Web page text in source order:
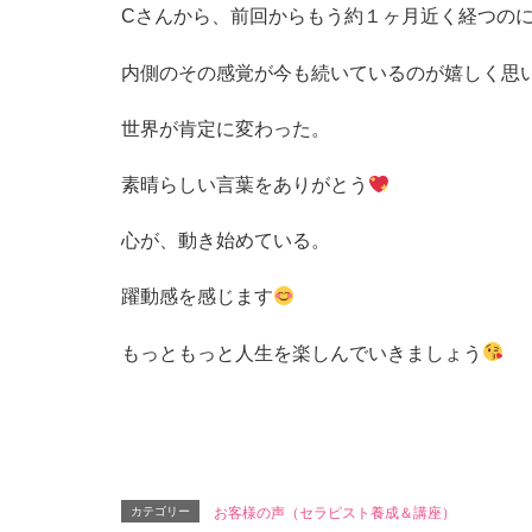
Cさんから、前回からもう約１ヶ月近く経つのに
内側のその感覚が今も続いているのが嬉しく思
世界が肯定に変わった。
素晴らしい言葉をありがとう
心が、動き始めている。
躍動感を感じます
もっともっと人生を楽しんでいきましょう
カテゴリー お客様の声（セラピスト養成＆講座）